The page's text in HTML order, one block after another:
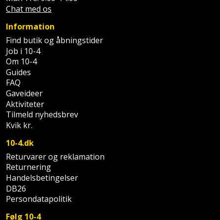
Soldater
støtte
og
teleskopstøtte
Stålbørste
Stemmejern
Stige
Stillads
Tænger
Tagpapbrænder
Tapetværktøj
Mejselhammer
Multicutter
Multicuttertilbehør
Multisliber
Nedbrydningshammer
Overfræser
Overfræsertilbehør
Polermaskine
Rillefræser
Presenning
Redskabsskur
Rengøring
Shelter
Sikkerhed
i
hjemmet
Skadedyrsbekæmpelse
Skraldespandsskjuler
Skydelåge
Chat med os
Information
Find butik og åbningstider
Job i 10-4
Om 10-4
Guides
FAQ
Gaveideer
Aktiviteter
Tilmeld nyhedsbrev
Kvik kr.
10-4.dk
Returvarer og reklamation
Returnering
Handelsbetingelser
DB26
Persondatapolitik
Følg 10-4